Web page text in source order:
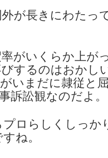
外が長きにわたっ
がいくらか上が
するのはおかし
いまだに隷従と
訴訟観なのだよ。
プロらしくしっか
ね。